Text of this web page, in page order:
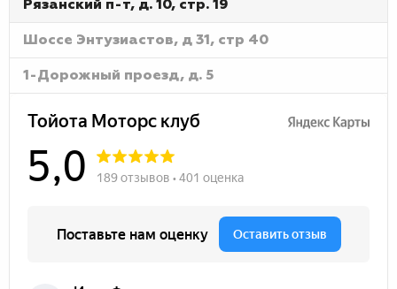
Рязанский п-т, д. 10, стр. 19
Шоссе Энтузиастов, д 31, стр 40
1-Дорожный проезд, д. 5